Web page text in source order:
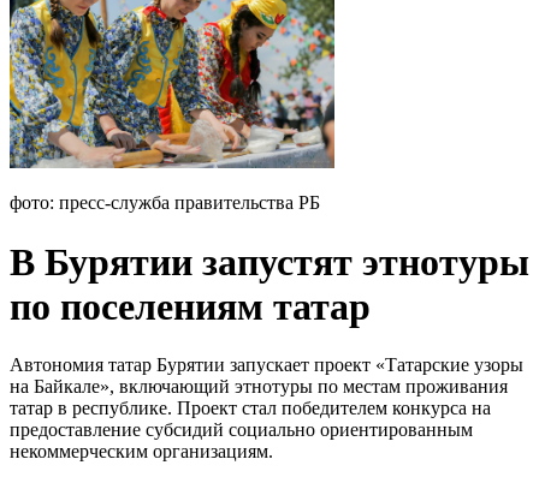
фото: пресс-служба правительства РБ
В Бурятии запустят этнотуры
по поселениям татар
Автономия татар Бурятии запускает проект «Татарские узоры
на Байкале», включающий этнотуры по местам проживания
татар в республике. Проект стал победителем конкурса на
предоставление субсидий социально ориентированным
некоммерческим организациям.